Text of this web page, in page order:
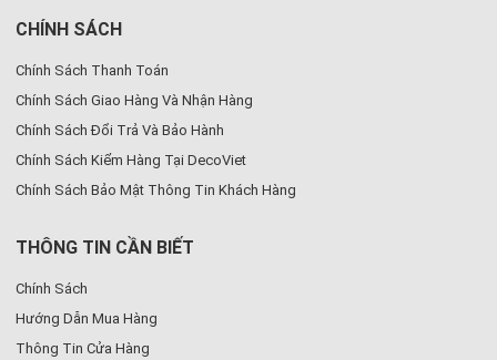
CHÍNH SÁCH
Chính Sách Thanh Toán
Chính Sách Giao Hàng Và Nhận Hàng
Chính Sách Đổi Trả Và Bảo Hành
Chính Sách Kiểm Hàng Tại DecoViet
Chính Sách Bảo Mật Thông Tin Khách Hàng
THÔNG TIN CẦN BIẾT
Chính Sách
Hướng Dẫn Mua Hàng
Thông Tin Cửa Hàng